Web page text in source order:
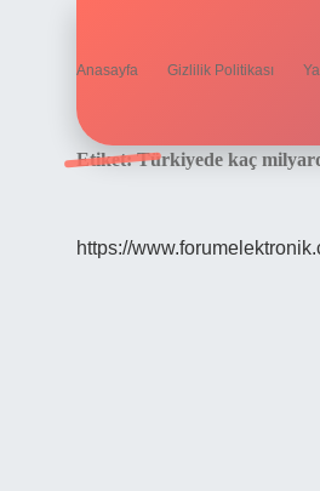
Anasayfa Gizlilik Politikası
Etiket:Türkiyede kaç
https://